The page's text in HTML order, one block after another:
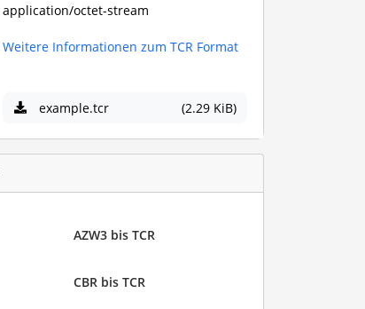
application/octet-stream
Weitere Informationen zum TCR Format
example.tcr (2.29 KiB)
AZW3 bis TCR
CBR bis TCR